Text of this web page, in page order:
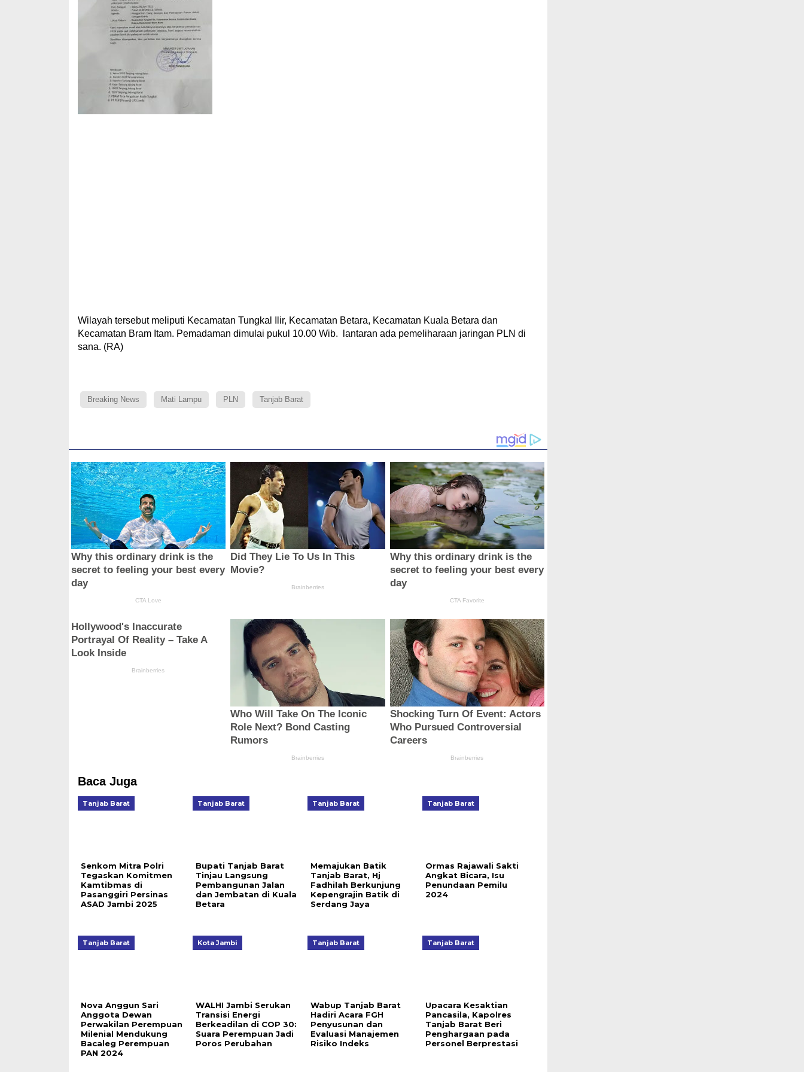
Wilayah tersebut meliputi Kecamatan Tungkal Ilir, Kecamatan Betara, Kecamatan Kuala Betara dan
Kecamatan Bram Itam. Pemadaman dimulai pukul 10.00 Wib. lantaran ada pemeliharaan jaringan PLN di
sana. (RA)
Breaking News Mati Lampu PLN Tanjab Barat
Baca Juga
Tanjab Barat
Senkom Mitra Polri
Tegaskan Komitmen
Kamtibmas di
Pasanggiri Persinas
ASAD Jambi 2025
Tanjab Barat
Bupati Tanjab Barat
Tinjau Langsung
Pembangunan Jalan
dan Jembatan di Kuala
Betara
Tanjab Barat
Memajukan Batik
Tanjab Barat, Hj
Fadhilah Berkunjung
Kepengrajin Batik di
Serdang Jaya
Tanjab Barat
Ormas Rajawali Sakti
Angkat Bicara, Isu
Penundaan Pemilu
2024
Tanjab Barat
Nova Anggun Sari
Anggota Dewan
Perwakilan Perempuan
Milenial Mendukung
Bacaleg Perempuan
PAN 2024
Kota Jambi
WALHI Jambi Serukan
Transisi Energi
Berkeadilan di COP 30:
Suara Perempuan Jadi
Poros Perubahan
Tanjab Barat
Wabup Tanjab Barat
Hadiri Acara FGH
Penyusunan dan
Evaluasi Manajemen
Risiko Indeks
Tanjab Barat
Upacara Kesaktian
Pancasila, Kapolres
Tanjab Barat Beri
Penghargaan pada
Personel Berprestasi